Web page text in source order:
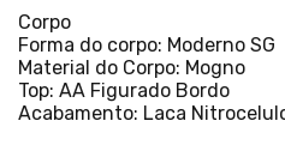
Corpo
Forma do corpo: Moderno SG
Material do Corpo: Mogno
Top: AA Figurado Bordo
Acabamento: Laca